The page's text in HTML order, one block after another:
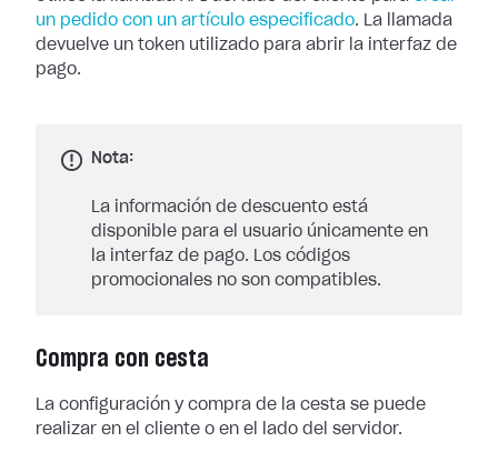
un pedido con un artículo especificado. La llamada
devuelve un token utilizado para abrir la interfaz de
pago.
Nota:
La información de descuento está
disponible para el usuario únicamente en
la interfaz de pago. Los códigos
promocionales no son compatibles.
Compra con cesta
La configuración y compra de la cesta se puede
realizar en el cliente o en el lado del servidor.